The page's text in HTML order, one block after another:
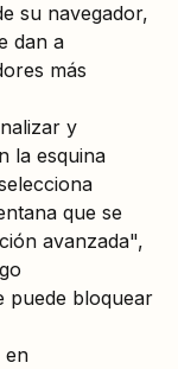
su navegador,
dan a
más
y
la esquina
que se
avanzada",
puede bloquear
en